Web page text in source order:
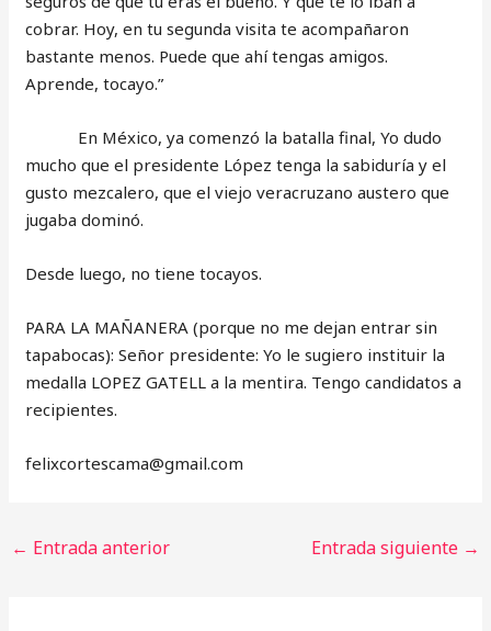
cobrar. Hoy, en tu segunda visita te acompañaron
bastante menos. Puede que ahí tengas amigos.
Aprende, tocayo.”
En México, ya comenzó la batalla final, Yo dudo
mucho que el presidente López tenga la sabiduría y el
gusto mezcalero, que el viejo veracruzano austero que
jugaba dominó.
Desde luego, no tiene tocayos.
PARA LA MAÑANERA (porque no me dejan entrar sin
tapabocas): Señor presidente: Yo le sugiero instituir la
medalla LOPEZ GATELL a la mentira. Tengo candidatos a
recipientes.
‎felixcortescama@gmail.com
← Entrada anterior Entrada siguiente →